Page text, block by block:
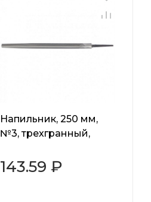
Напильник, 250 мм,
№3, трехгранный,
143.59 ₽